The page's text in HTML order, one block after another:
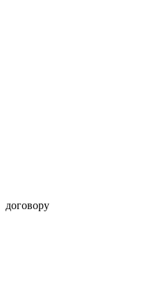
договору